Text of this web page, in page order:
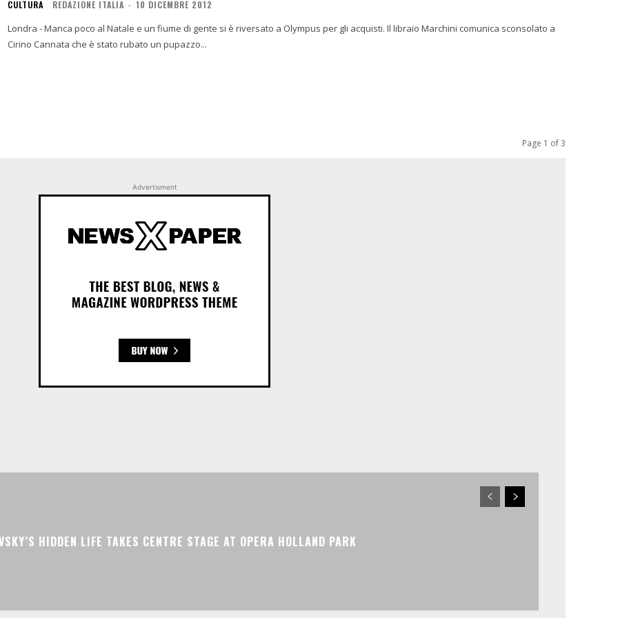
CULTURA REDAZIONE ITALIA - 10 DICEMBRE 2012
Londra - Manca poco al Natale e un fiume di gente si è riversato a Olympus per gli acquisti. Il libraio Marchini comunica sconsolato a
Cirino Cannata che è stato rubato un pupazzo...
Page 1 of 3
Advertisment
HIDDEN LIFE TAKES CENTRE STAGE AT OPERA HOLLAND PARK